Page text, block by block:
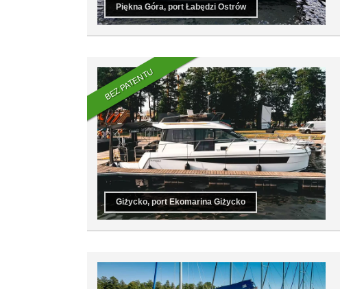
Piękna Góra, port Łabędzi Ostrów
BEZ PATENTU
Giżycko, port Ekomarina Giżycko